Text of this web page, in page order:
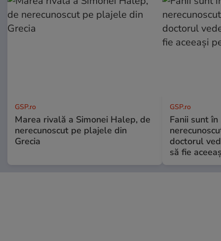
GSP.ro
Marea rivală a Simonei Halep, de
nerecunoscut pe plajele din
Grecia
GSP.ro
Fanii sunt în
doctorul
să fie